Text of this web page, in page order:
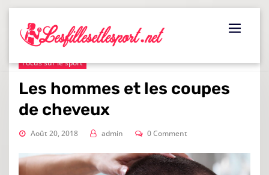
Skip
content
Focus sur le sport
Les hommes et les coupes
de cheveux
Août 20, 2018 admin 0 Comment